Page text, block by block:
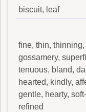
biscuit, leaf
fine, thin,
gossamery,
tenuous, bland,
hearted, kindly,
gentle, hearty,
refined